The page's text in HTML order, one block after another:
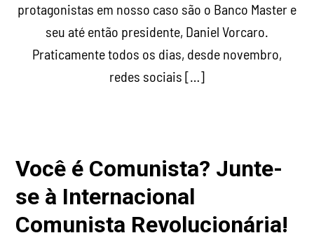
protagonistas em nosso caso são o Banco Master e
seu até então presidente, Daniel Vorcaro.
Praticamente todos os dias, desde novembro,
redes sociais […]